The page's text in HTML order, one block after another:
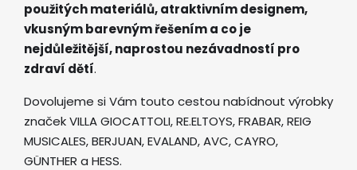
použitých materiálů, atraktivním designem,
vkusným barevným řešením a co je
nejdůležitější, naprostou nezávadností pro
zdraví dětí.
Dovolujeme si Vám touto cestou nabídnout výrobky
značek VILLA GIOCATTOLI, RE.ELTOYS, FRABAR, REIG
MUSICALES, BERJUAN, EVALAND, AVC, CAYRO,
GÜNTHER a HESS.